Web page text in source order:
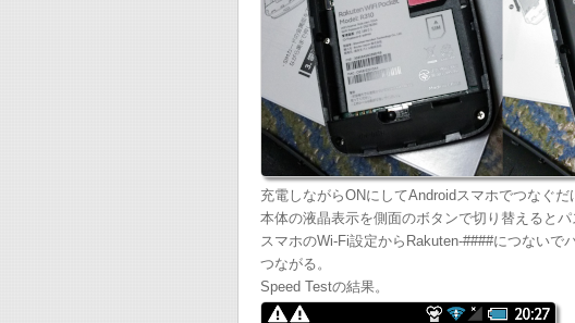
充電しながらONにしてAndroidスマホでつなぐだ
本体の液晶表示を側面のボタンで切り替えるとパ
スマホのWi-Fi設定からRakuten-####につないで
つながる。
Speed Testの結果。